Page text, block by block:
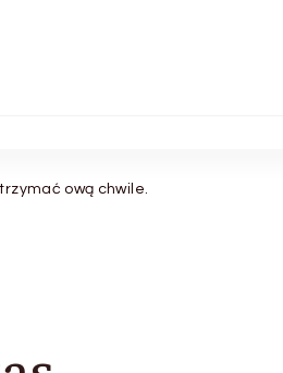
ową chwile.